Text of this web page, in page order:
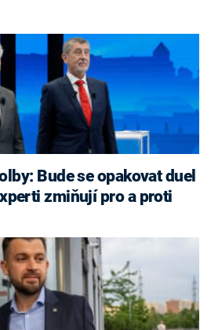
zmiňují pro a proti